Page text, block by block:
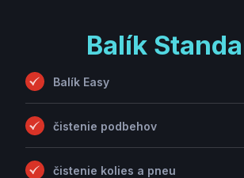
Balík
Balík Easy
čistenie podbehov
čistenie kolies a pneu